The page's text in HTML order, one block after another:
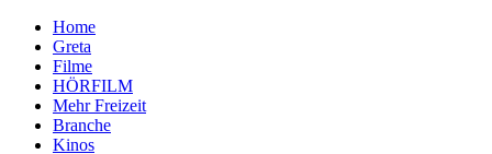
Home
Greta
Filme
HÖRFILM
Mehr Freizeit
Branche
Kinos